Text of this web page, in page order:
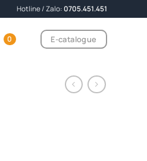
Hotline / Zalo:0705.451.451
0 E-catalogue